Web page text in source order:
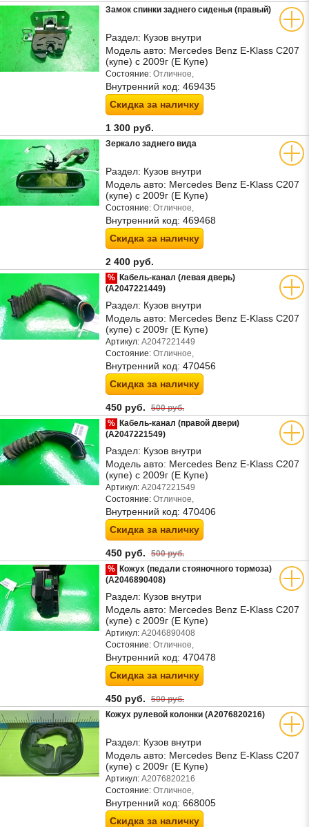
Замок спинки заднего сиденья (правый)
Раздел: Кузов внутри
Модель авто: Mercedes Benz E-Klass C207
(купе) с 2009г (Е Купе)
Состояние: Отличное,
Внутренний код: 469435
Скидка за наличку
1 300 руб.
Зеркало заднего вида
Раздел: Кузов внутри
Модель авто: Mercedes Benz E-Klass C207
(купе) с 2009г (Е Купе)
Состояние: Отличное,
Внутренний код: 469468
Скидка за наличку
2 400 руб.
% Кабель-канал (левая дверь)
(A2047221449)
Раздел: Кузов внутри
Модель авто: Mercedes Benz E-Klass C207
(купе) с 2009г (Е Купе)
Артикул: A2047221449
Состояние: Отличное,
Внутренний код: 470456
Скидка за наличку
450 руб. 500 руб.
% Кабель-канал (правой двери)
(A2047221549)
Раздел: Кузов внутри
Модель авто: Mercedes Benz E-Klass C207
(купе) с 2009г (Е Купе)
Артикул: A2047221549
Состояние: Отличное,
Внутренний код: 470406
Скидка за наличку
450 руб. 500 руб.
% Кожух (педали стояночного тормоза)
(A2046890408)
Раздел: Кузов внутри
Модель авто: Mercedes Benz E-Klass C207
(купе) с 2009г (Е Купе)
Артикул: A2046890408
Состояние: Отличное,
Внутренний код: 470478
Скидка за наличку
450 руб. 500 руб.
Кожух рулевой колонки (A2076820216)
Раздел: Кузов внутри
Модель авто: Mercedes Benz E-Klass C207
(купе) с 2009г (Е Купе)
Артикул: A2076820216
Состояние: Отличное,
Внутренний код: 668005
Скидка за наличку